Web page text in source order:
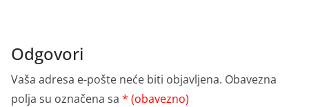
Odgovori
Vaša adresa e-pošte neće biti objavljena. Obavezna
polja su označena sa * (obavezno)